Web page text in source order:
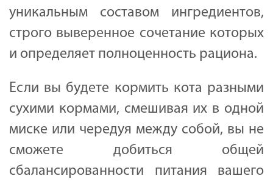
уникальным составом ингредиентов,
строго выверенное сочетание которых
и определяет полноценность рациона.
Если вы будете кормить кота разными
сухими кормами, смешивая их в одной
миске или чередуя между собой, вы не
сможете добиться общей
сбалансированности питания вашего